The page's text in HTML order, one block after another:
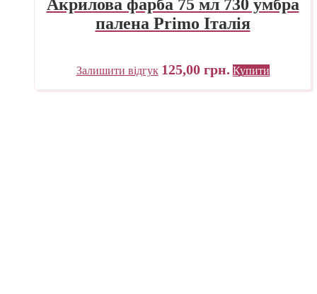
Акрилова фарба 75 мл 730 умбра
палена Primo Італія
Залишити відгук 125,00 грн. Купити